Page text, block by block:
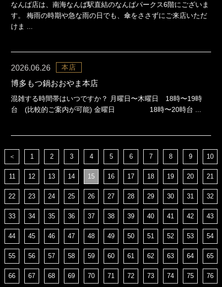
なんば店は、南海なんば駅直結のなんばパークス6階にございま
す。 梅雨の時期や急な雨の日でも、傘をささずにご来店いただ
けま ...
2026.06.26 本店
博多もつ鍋おおやま本店
混雑する時間帯はいつですか？ 月曜日〜木曜日 18時〜19時
台 (比較的ご案内が可能) 金曜日 18時〜20時台 ...
＜ 1 2 3 4 5 6 7 8 9 10
11 12 13 14 15 16 17 18 19 20 21
22 23 24 25 26 27 28 29 30 31 32
33 34 35 36 37 38 39 40 41 42 43
44 45 46 47 48 49 50 51 52 53 54
55 56 57 58 59 60 61 62 63 64 65
66 67 68 69 70 71 72 73 74 75 76